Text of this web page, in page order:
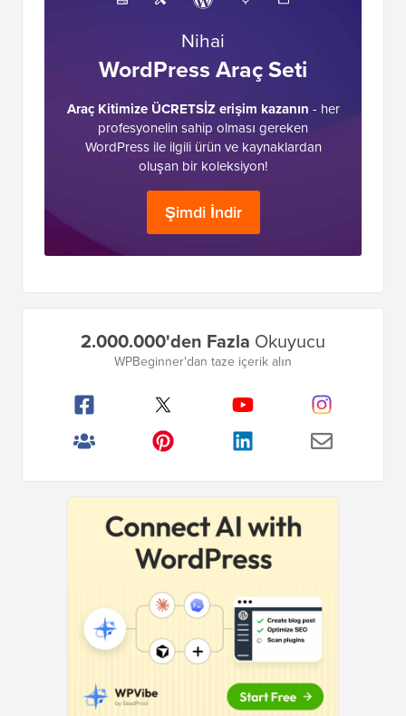
Nihai
WordPress Araç Seti
Araç Kitimize ÜCRETSİZ erişim kazanın - her
profesyonelin sahip olması gereken
WordPress ile ilgili ürün ve kaynaklardan
oluşan bir koleksiyon!
Şimdi İndir
2.000.000'den Fazla Okuyucu
WPBeginner'dan taze içerik alın